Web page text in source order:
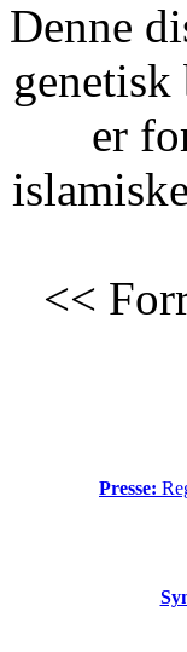
Denne
er
<<
Presse: